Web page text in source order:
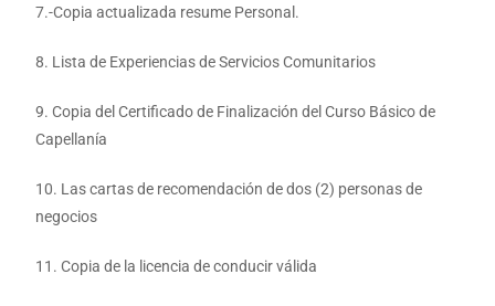
7.-Copia actualizada resume Personal.
8. Lista de Experiencias de Servicios Comunitarios
9. Copia del Certificado de Finalización del Curso Básico de
Capellanía
10. Las cartas de recomendación de dos (2) personas de
negocios
11. Copia de la licencia de conducir válida